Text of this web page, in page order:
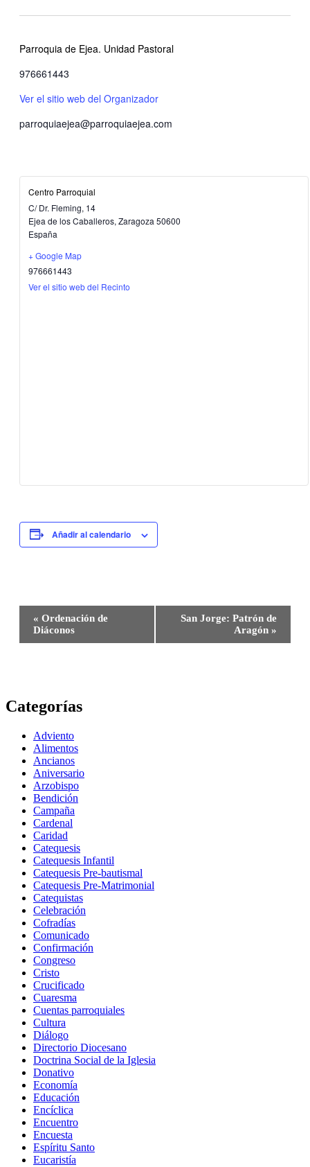
Parroquia de Ejea. Unidad Pastoral
976661443
Ver el sitio web del Organizador
parroquiaejea@parroquiaejea.com
Centro Parroquial
C/ Dr. Fleming, 14
Ejea de los Caballeros, Zaragoza 50600
España
+ Google Map
976661443
Ver el sitio web del Recinto
Añadir al calendario
Navegación
del
Evento
« Ordenación de
Diáconos
San Jorge: Patrón de
Aragón »
Categorías
Adviento
Alimentos
Ancianos
Aniversario
Arzobispo
Bendición
Campaña
Cardenal
Caridad
Catequesis
Catequesis Infantil
Catequesis Pre-bautismal
Catequesis Pre-Matrimonial
Catequistas
Celebración
Cofradías
Comunicado
Confirmación
Congreso
Cristo
Crucificado
Cuaresma
Cuentas parroquiales
Cultura
Diálogo
Directorio Diocesano
Doctrina Social de la Iglesia
Donativo
Economía
Educación
Encíclica
Encuentro
Encuesta
Espíritu Santo
Eucaristía